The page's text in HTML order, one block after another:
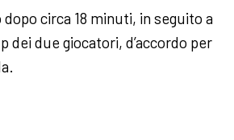
circa 18 minuti, in seguito a
dei due giocatori, d’accordo per